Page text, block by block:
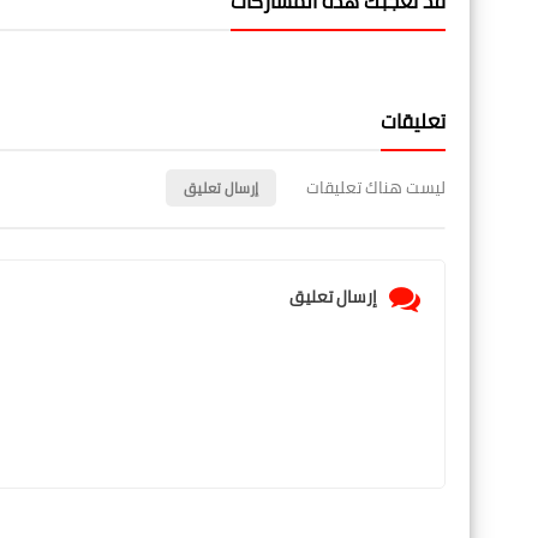
تعليقات
ليست هناك تعليقات إرسال تعليق
إرسال تعليق